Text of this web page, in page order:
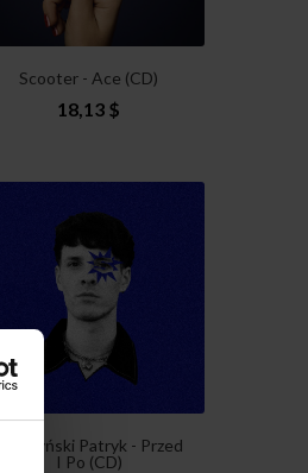
Scooter - Ace (CD)
18,13 $
Skoczyński Patryk - Przed
I Po (CD)